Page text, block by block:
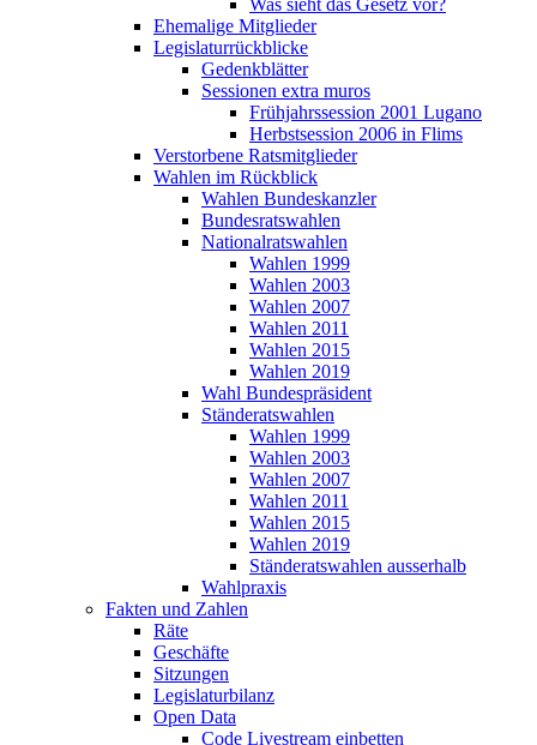
Was sieht das Gesetz vor?
Ehemalige Mitglieder
Legislaturrückblicke
Gedenkblätter
Sessionen extra muros
Frühjahrssession 2001 Lugano
Herbstsession 2006 in Flims
Verstorbene Ratsmitglieder
Wahlen im Rückblick
Wahlen Bundeskanzler
Bundesratswahlen
Nationalratswahlen
Wahlen 1999
Wahlen 2003
Wahlen 2007
Wahlen 2011
Wahlen 2015
Wahlen 2019
Wahl Bundespräsident
Ständeratswahlen
Wahlen 1999
Wahlen 2003
Wahlen 2007
Wahlen 2011
Wahlen 2015
Wahlen 2019
Ständeratswahlen ausserhalb
Wahlpraxis
Fakten und Zahlen
Räte
Geschäfte
Sitzungen
Legislaturbilanz
Open Data
Code Livestream einbetten